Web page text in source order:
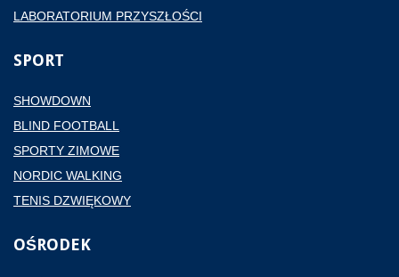
LABORATORIUM PRZYSZŁOŚCI
SPORT
SHOWDOWN
BLIND FOOTBALL
SPORTY ZIMOWE
NORDIC WALKING
TENIS DZWIĘKOWY
OŚRODEK